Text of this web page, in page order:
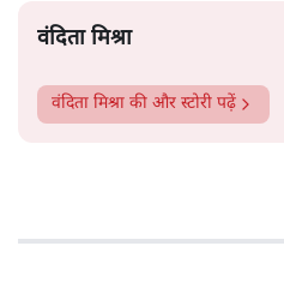
वंदिता मिश्रा
वंदिता मिश्रा की और स्टोरी पढ़ें